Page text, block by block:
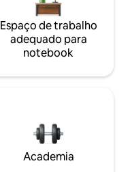
Espaço de trabalho
adequado para
notebook
Academia